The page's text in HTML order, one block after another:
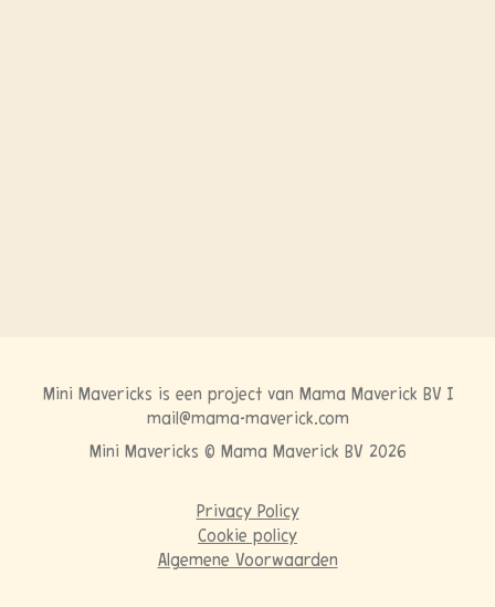
Mini Mavericks is een project van Mama Maverick BV |
mail@mama-maverick.com
Mini Mavericks © Mama Maverick BV 2026
Privacy Policy
Cookie policy
Algemene Voorwaarden